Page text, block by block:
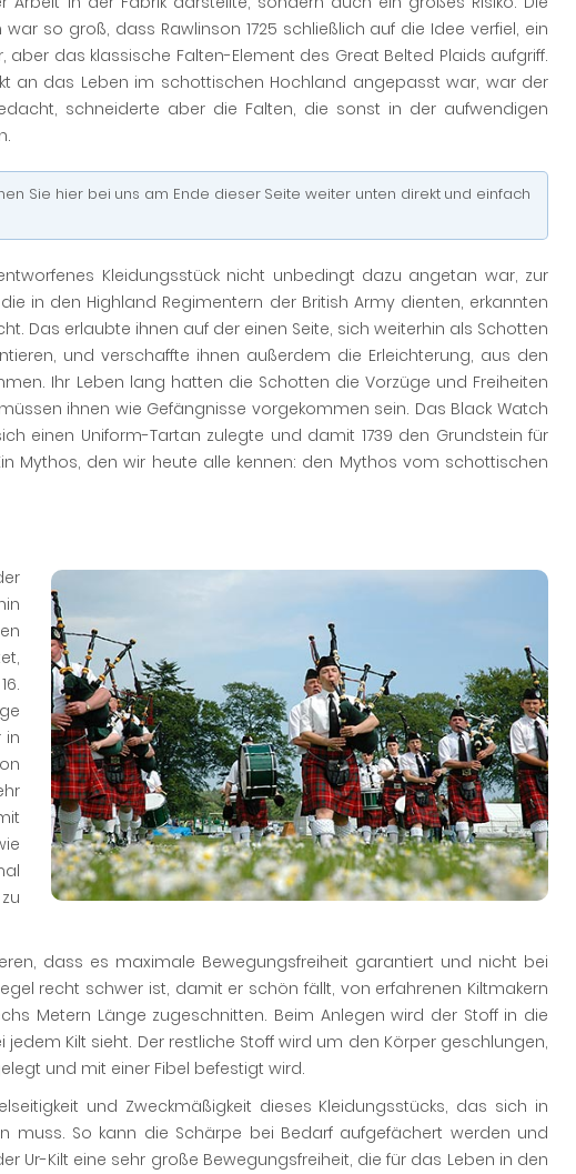
so groß, dass Rawlinson 1725 schließlich auf die Idee verfiel, ein
das klassische Falten-Element des Great Belted Plaids aufgriff.
an das Leben im schottischen Hochland angepasst war, war der
schneiderte aber die Falten, die sonst in der aufwendigen
Sie hier bei uns am Ende dieser Seite weiter unten direkt und einfach
Kleidungsstück nicht unbedingt dazu angetan war, zur
in den Highland Regimentern der British Army dienten, erkannten
Das erlaubte ihnen auf der einen Seite, sich weiterhin als Schotten
und verschaffte ihnen außerdem die Erleichterung, aus den
Ihr Leben lang hatten die Schotten die Vorzüge und Freiheiten
ihnen wie Gefängnisse vorgekommen sein. Das Black Watch
einen Uniform-Tartan zulegte und damit 1739 den Grundstein für
Mythos, den wir heute alle kennen: den Mythos vom schottischen
in
dass es maximale Bewegungsfreiheit garantiert und nicht bei
recht schwer ist, damit er schön fällt, von erfahrenen Kiltmakern
Metern Länge zugeschnitten. Beim Anlegen wird der Stoff in die
Kilt sieht. Der restliche Stoff wird um den Körper geschlungen,
und mit einer Fibel befestigt wird.
und Zweckmäßigkeit dieses Kleidungsstücks, das sich in
muss. So kann die Schärpe bei Bedarf aufgefächert werden und
Ur-Kilt eine sehr große Bewegungsfreiheit, die für das Leben in den